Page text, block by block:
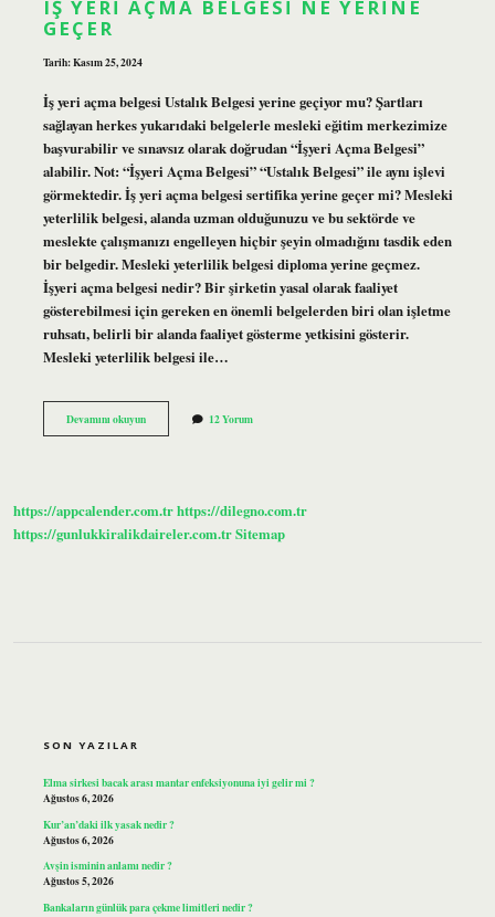
IŞ YERI AÇMA BELGESI NE YERINE
GEÇER
Tarih: Kasım 25, 2024
İş yeri açma belgesi Ustalık Belgesi yerine geçiyor mu? Şartları
sağlayan herkes yukarıdaki belgelerle mesleki eğitim merkezimize
başvurabilir ve sınavsız olarak doğrudan “İşyeri Açma Belgesi”
alabilir. Not: “İşyeri Açma Belgesi” “Ustalık Belgesi” ile aynı işlevi
görmektedir. İş yeri açma belgesi sertifika yerine geçer mi? Mesleki
yeterlilik belgesi, alanda uzman olduğunuzu ve bu sektörde ve
meslekte çalışmanızı engelleyen hiçbir şeyin olmadığını tasdik eden
bir belgedir. Mesleki yeterlilik belgesi diploma yerine geçmez.
İşyeri açma belgesi nedir? Bir şirketin yasal olarak faaliyet
gösterebilmesi için gereken en önemli belgelerden biri olan işletme
ruhsatı, belirli bir alanda faaliyet gösterme yetkisini gösterir.
Mesleki yeterlilik belgesi ile…
Devamını okuyunIş
Yeri
Geçer
12 Yorum
https://appcalender.com.trhttps://dilegno.com.tr
https://gunlukkiralikdaireler.com.trSitemap
SON YAZILAR
Elma sirkesi bacak arası mantar enfeksiyonuna iyi gelir mi ?
Ağustos 6, 2026
Kur’an’daki ilk yasak nedir ?
Ağustos 6, 2026
Avşin isminin anlamı nedir ?
Ağustos 5, 2026
Bankaların günlük para çekme limitleri nedir ?